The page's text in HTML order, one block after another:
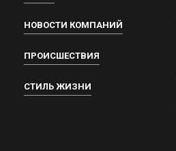
НОВОСТИ КОМПАНИЙ
ПРОИСШЕСТВИЯ
СТИЛЬ ЖИЗНИ